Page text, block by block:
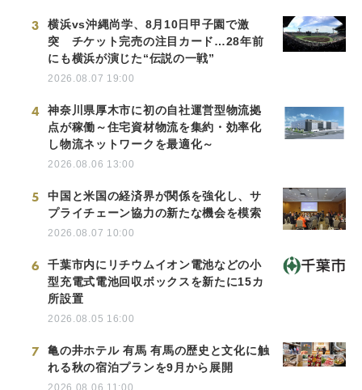
3
横浜vs沖縄尚学、8月10日甲子園で激
突 チケット完売の注目カード…28年前
にも横浜が演じた“伝説の一戦”
2026.08.07 19:00
4
神奈川県厚木市に初の自社運営型物流拠
点が稼働～住宅資材物流を集約・効率化
し物流ネットワークを最適化～
2026.08.06 13:00
5
中国と米国の経済界が関係を強化し、サ
プライチェーン協力の新たな機会を模索
2026.08.07 10:00
6
千葉市内にリチウムイオン電池などの小
型充電式電池回収ボックスを新たに15カ
所設置
2026.08.05 16:00
7
亀の井ホテル 有馬 有馬の歴史と文化に触
れる秋の宿泊プランを9月から展開